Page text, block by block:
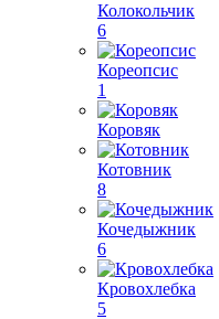
Колокольчик
6
Кореопсис
1
Коровяк
Котовник
8
Кочедыжник
6
Кровохлебка
5